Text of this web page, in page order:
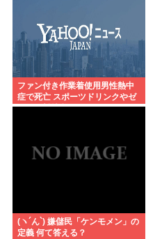
ファン付き作業着使用男性熱中
症で死亡 スポーツドリンクやゼ
リー飲料持参も
(ヽ´ん`) 嫌儲民「ケンモメン」の
定義 何て答える？